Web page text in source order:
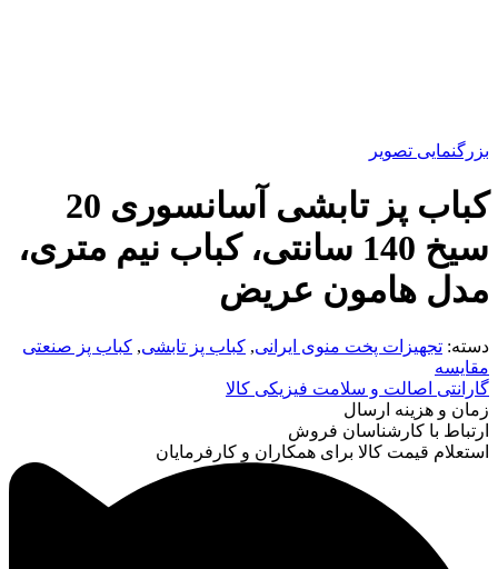
بزرگنمایی تصویر
کباب پز تابشی آسانسوری 20
سیخ 140 سانتی، کباب نیم متری،
مدل هامون عریض
دسته: تجهیزات پخت منوی ایرانی, کباب پز تابشی, کباب پز صنعتی
مقایسه
گارانتی اصالت و سلامت فیزیکی کالا
زمان و هزینه ارسال
ارتباط با کارشناسان فروش
استعلام قیمت کالا برای همکاران و کارفرمایان